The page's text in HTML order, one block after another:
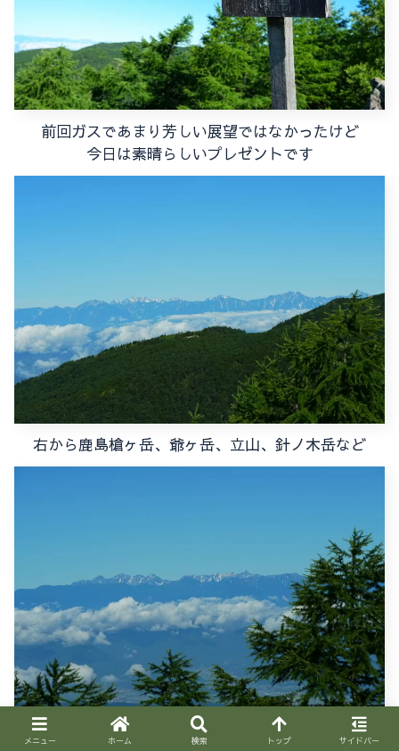
前回ガスであまり芳しい展望ではなかったけど
今日は素晴らしいプレゼントです
右から鹿島槍ヶ岳、爺ヶ岳、立山、針ノ木岳など
右から槍ヶ岳、常念岳、奥穂高岳など
メニュー ホーム 検索 トップ サイドバー